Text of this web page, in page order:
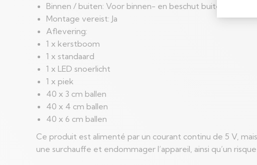
Binnen / buiten: Voor binnen- en beschut buitengebruik
Montage vereist: Ja
Aflevering:
1 x kerstboom
1 x standaard
1 x LED snoerlicht
1 x piek
40 x 3 cm ballen
40 x 4 cm ballen
40 x 6 cm ballen
Ce produit est alimenté par un courant continu de 5 V,
une surchauffe et endommager l’appareil, ainsi qu’un